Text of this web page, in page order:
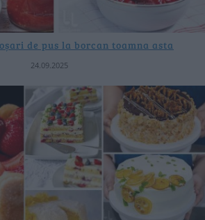
de pus la borcan toamna asta
24.09.2025